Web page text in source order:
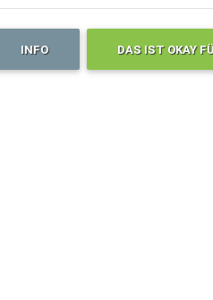
Deine Nachricht an uns
INFO DAS IST OKAY